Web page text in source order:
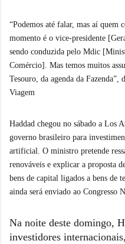
“Podemos até falar, mas aí quem
momento é o vice-presidente
sendo conduzida pelo Mdic
Comércio]. Mas temos muitos
Tesouro, da agenda da Fazenda”,
Viagem
Haddad chegou no sábado a Los
governo brasileiro para
artificial. O ministro pretende
renováveis e explicar a proposta
bens de capital ligados a bens de
ainda será enviado ao Congresso
Na noite deste domingo,
investidores